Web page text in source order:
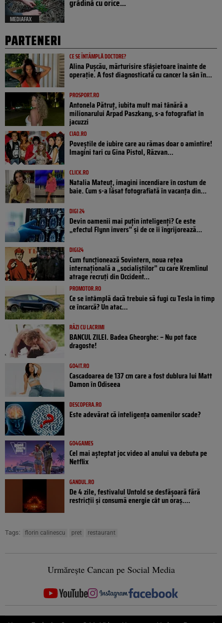
MEDIAFAX
grădină cu orice...
PARTENERI
CE SE ÎNTÂMPLĂ DOCTORE?
Alina Pușcău, mărturisire sfâșietoare înainte de
operație. A fost diagnosticată cu cancer la sân în...
PROSPORT.RO
Antonela Pătruț, iubita mult mai tânără a
milionarului Arpad Paszkany, s-a fotografiat în
jacuzzi
CIAO.RO
Poveştile de iubire care au rămas doar o amintire!
Imagini tari cu Gina Pistol, Răzvan...
CLICK.RO
Natalia Mateuț, imagini incendiare în costum de
baie. Cum s-a lăsat fotografiată în vacanța din...
DIGI 24
Devin oamenii mai puțin inteligenți? Ce este
„efectul Flynn invers” și de ce îi îngrijorează...
DIGI24
Cum funcționează Sovintern, noua rețea
internațională a „socialiștilor” cu care Kremlinul
atrage recruți din Occident...
PROMOTOR.RO
Ce se întâmplă dacă trebuie să fugi cu Tesla în timp
ce încarcă? Un atac...
RÂZI CU LACRIMI
BANCUL ZILEI. Badea Gheorghe: – Nu pot face
dragoste!
GO4IT.RO
Cascadoarea de 137 cm care a fost dublura lui Matt
Damon în Odiseea
DESCOPERA.RO
Este adevărat că inteligența oamenilor scade?
GO4GAMES
Cel mai așteptat joc video al anului va debuta pe
Netflix
GANDUL.RO
De 4 zile, festivalul Untold se desfășoară fără
restricții și consumă energie cât un oraș....
Tags: florin calinescu pret restaurant
Urmărește Cancan pe Social Media